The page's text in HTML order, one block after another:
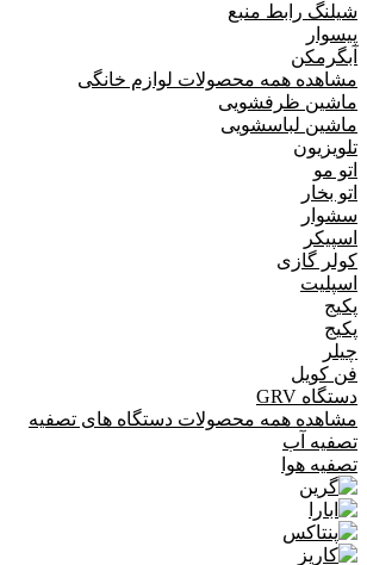
شیلنگ رابط منبع
پیسوار
آبگرمکن
مشاهده همه محصولات لوازم خانگی
ماشین ظرفشویی
ماشین لباسشویی
تلویزیون
اتو مو
اتو بخار
سشوار
اسپیکر
کولر گازی
اسپلیت
پکیج
پکیج
چیلر
فن کویل
دستگاه GRV
مشاهده همه محصولات دستگاه های تصفیه
تصفیه آب
تصفیه هوا